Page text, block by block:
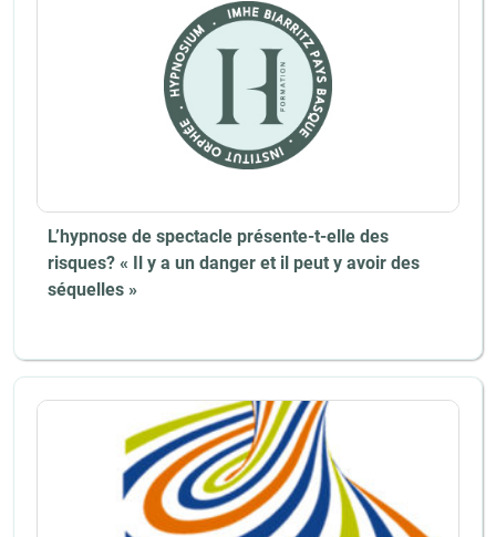
L’hypnose de spectacle présente-t-elle des
risques? « Il y a un danger et il peut y avoir des
séquelles »